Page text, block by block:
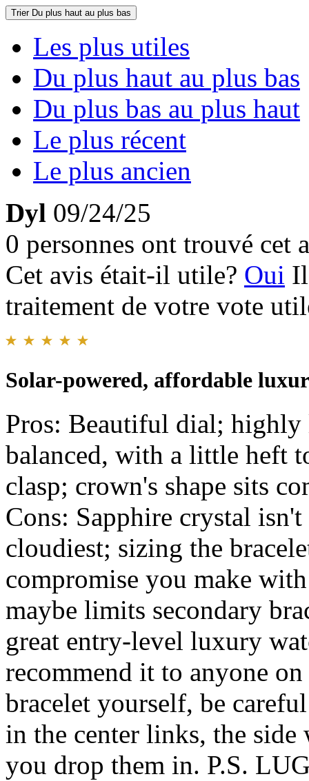
Trier Du plus haut au plus bas
Les plus utiles
Du plus haut au plus bas
Du plus bas au plus haut
Le plus récent
Le plus ancien
Dyl 09/24/25
0 personnes ont trouvé cet
Cet avis était-il utile? Oui
traitement de votre vote
Solar-powered, affordable
Pros: Beautiful dial;
balanced, with a little heft
clasp; crown's shape sits
Cons: Sapphire crystal
cloudiest; sizing the
compromise you make
maybe limits secondary
great entry-level luxury
recommend it to anyone
bracelet yourself, be
in the center links, the
you drop them in. P.S.